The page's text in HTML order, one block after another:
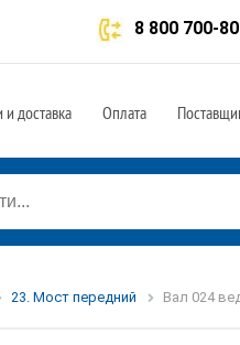
8 800 700-
и доставка Оплата
23. Мост передний Вал 024